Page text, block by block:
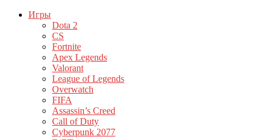
Игры
Dota 2
CS
Fortnite
Apex Legends
Valorant
League of Legends
Overwatch
FIFA
Assassin’s Creed
Call of Duty
Cyberpunk 2077